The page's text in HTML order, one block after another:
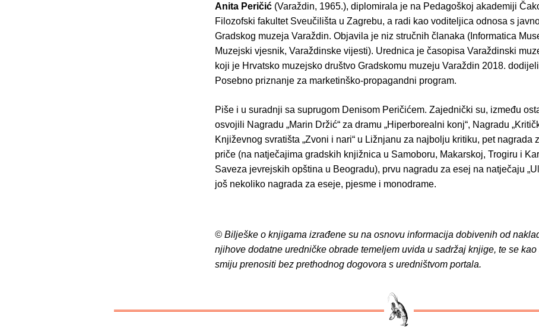
Anita Peričić (Varaždin, 1965.), diplomirala je na Pedagoškoj akademiji
Filozofski fakultet Sveučilišta u Zagrebu, a radi kao voditeljica odnosa s
Gradskog muzeja Varaždin. Objavila je niz stručnih članaka (Informatica
Muzejski vjesnik, Varaždinske vijesti). Urednica je časopisa Varaždinski
koji je Hrvatsko muzejsko društvo Gradskomu muzeju Varaždin 2018.
Posebno priznanje za marketinško-propagandni program.
Piše i u suradnji sa suprugom Denisom Peričićem. Zajednički su, između
osvojili Nagradu „Marin Držić“ za dramu „Hiperborealni konj“, Nagradu
Književnog svratišta „Zvoni i nari“ u Ližnjanu za najbolju kritiku, pet nagrada
priče (na natječajima gradskih knjižnica u Samoboru, Makarskoj, Trogiru i
Saveza jevrejskih opština u Beogradu), prvu nagradu za esej na natječaju
još nekoliko nagrada za eseje, pjesme i monodrame.
© Bilješke o knjigama izrađene su na osnovu informacija dobivenih od
njihove dodatne uredničke obrade temeljem uvida u sadržaj knjige, te se kao
smiju prenositi bez prethodnog dogovora s uredništvom portala.